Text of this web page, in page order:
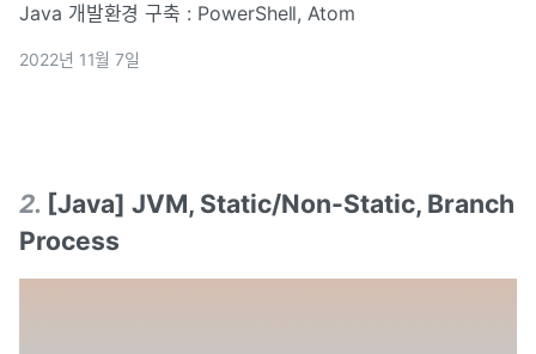
Java 개발환경 구축 : PowerShell, Atom
2022년 11월 7일
2. [Java] JVM, Static/Non-Static, Branch
Process